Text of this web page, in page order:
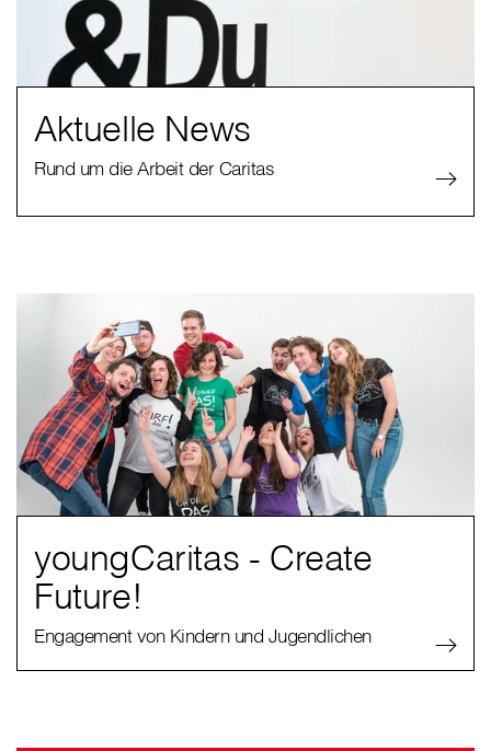
Aktuelle News
Rund um die Arbeit der Caritas
youngCaritas - Create
Future!
Engagement von Kindern und Jugendlichen